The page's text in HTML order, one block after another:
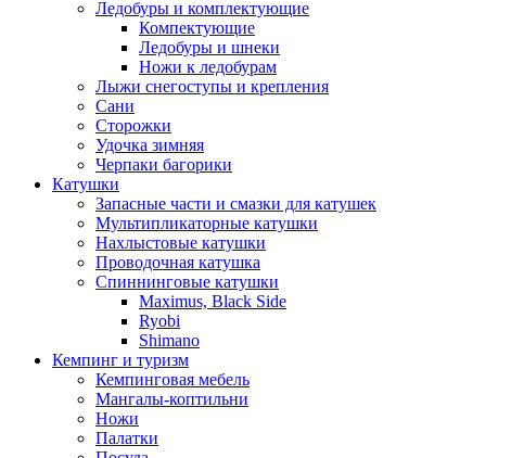
Ледобуры и комплектующие
Компектующие
Ледобуры и шнеки
Ножи к ледобурам
Лыжи снегоступы и крепления
Сани
Сторожки
Удочка зимняя
Черпаки багорики
Катушки
Запасные части и смазки для катушек
Мультипликаторные катушки
Нахлыстовые катушки
Проводочная катушка
Спиннинговые катушки
Maximus, Black Side
Ryobi
Shimano
Кемпинг и туризм
Кемпинговая мебель
Мангалы-коптильни
Ножи
Палатки